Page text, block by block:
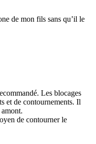
de mon fils sans qu’il le
Les blocages
et de contournements. Il
de contourner le